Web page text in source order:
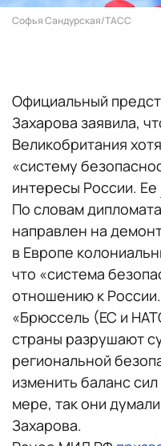
Софья Сандурская/ТАСС
Официальный
Захарова заявила,
Великобритания
«систему
интересы России. Ее
По словам
направлен на
в Европе
что «система
отношению к России.
«Брюссель (ЕС и
страны разрушают
региональной
изменить баланс
мере, так они
Захарова.